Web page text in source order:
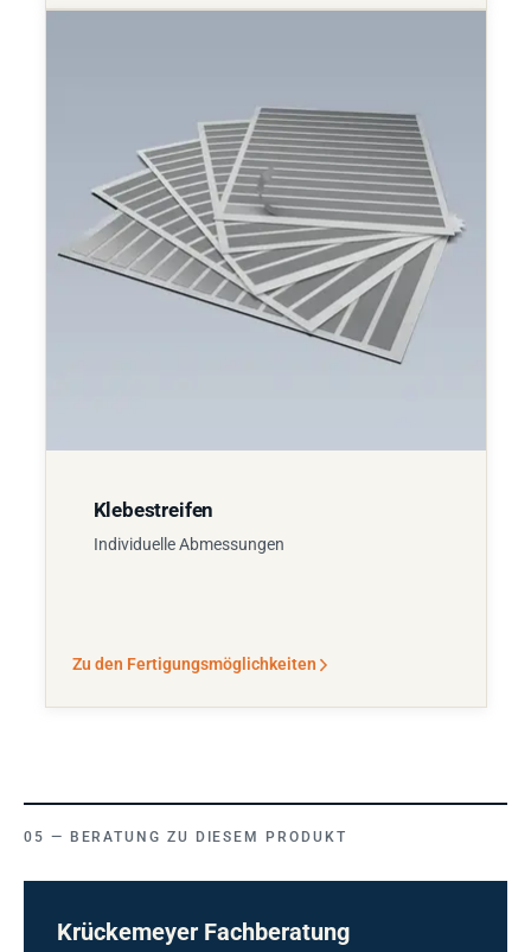
Klebestreifen
Individuelle Abmessungen
Zu den Fertigungsmöglichkeiten
BERATUNG ZU DIESEM PRODUKT
Krückemeyer Fachberatung